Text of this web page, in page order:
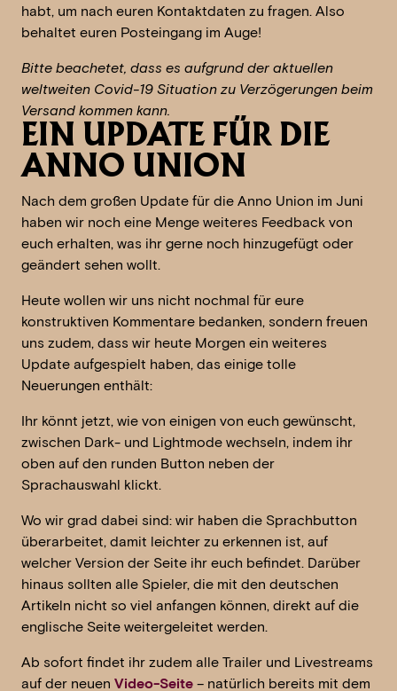
habt, um nach euren Kontaktdaten zu fragen. Also
behaltet euren Posteingang im Auge!
Bitte beachetet, dass es aufgrund der aktuellen
weltweiten Covid-19 Situation zu Verzögerungen beim
Versand kommen kann.
EIN UPDATE FÜR DIE
ANNO UNION
Nach dem großen Update für die Anno Union im Juni
haben wir noch eine Menge weiteres Feedback von
euch erhalten, was ihr gerne noch hinzugefügt oder
geändert sehen wollt.
Heute wollen wir uns nicht nochmal für eure
konstruktiven Kommentare bedanken, sondern freuen
uns zudem, dass wir heute Morgen ein weiteres
Update aufgespielt haben, das einige tolle
Neuerungen enthält:
Ihr könnt jetzt, wie von einigen von euch gewünscht,
zwischen Dark- und Lightmode wechseln, indem ihr
oben auf den runden Button neben der
Sprachauswahl klickt.
Wo wir grad dabei sind: wir haben die Sprachbutton
überarbeitet, damit leichter zu erkennen ist, auf
welcher Version der Seite ihr euch befindet. Darüber
hinaus sollten alle Spieler, die mit den deutschen
Artikeln nicht so viel anfangen können, direkt auf die
englische Seite weitergeleitet werden.
Ab sofort findet ihr zudem alle Trailer und Livestreams
auf der neuen Video-Seite – natürlich bereits mit dem